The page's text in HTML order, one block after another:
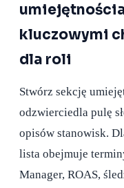
kluczowymi
dla roli
Stwórz sekcję
odzwierciedla pulę
opisów stanowisk.
lista obejmuje
Manager, ROAS,